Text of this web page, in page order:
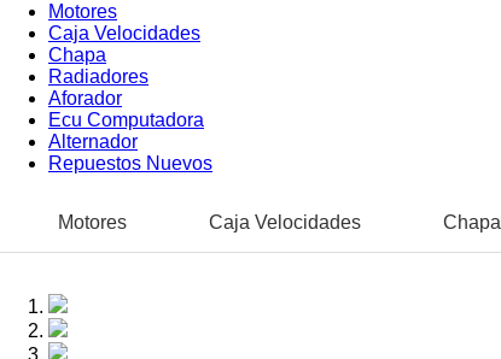
Motores
Caja Velocidades
Chapa
Radiadores
Aforador
Ecu Computadora
Alternador
Repuestos Nuevos
Motores Caja Velocidades Chapa